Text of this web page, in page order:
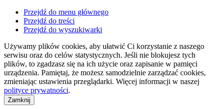
Przejdź do menu głównego
Przejdź do treści
Przejdź do wyszukiwarki
Używamy plików cookies, aby ułatwić Ci korzystanie z naszego
serwisu oraz do celów statystycznych. Jeśli nie blokujesz tych
plików, to zgadzasz się na ich użycie oraz zapisanie w pamięci
urządzenia. Pamiętaj, że możesz samodzielnie zarządzać cookies,
zmieniając ustawienia przeglądarki. Więcej informacji w naszej
polityce prywatności.